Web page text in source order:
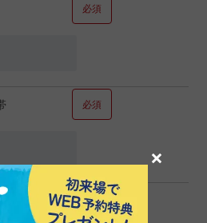
必須
必須
必須
×